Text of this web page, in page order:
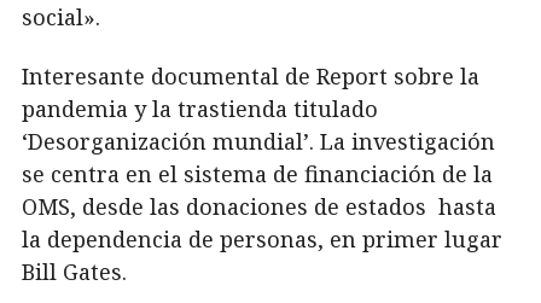
social».
Interesante documental de Report sobre la
pandemia y la trastienda titulado
‘Desorganización mundial’. La investigación
se centra en el sistema de financiación de la
OMS, desde las donaciones de estados hasta
la dependencia de personas, en primer lugar
Bill Gates.